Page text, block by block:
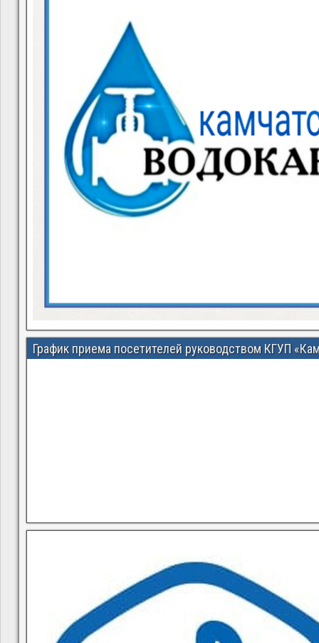
График приема посетителей руководством КГУП
В квитанциях ошибки, в подъезде мусор, сотрудники